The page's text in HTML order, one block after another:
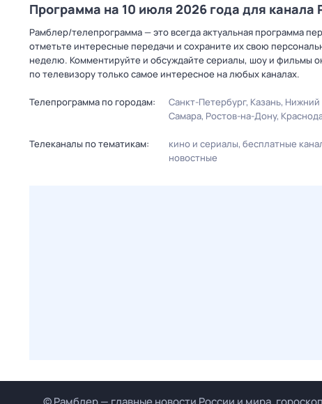
Программа на 10 июля 2026 года для
Рамблер/телепрограмма — это всегда актуальная программа
отметьте интересные передачи и сохраните их свою
неделю. Комментируйте и обсуждайте сериалы, шоу и фильмы
по телевизору только самое интересное на любых каналах.
Телепрограмма по городам: Санкт-Петербург Казань Нижний
Самара Ростов-на-Дону
Телеканалы по тематикам: кино и сериалы бесплатные
новостные